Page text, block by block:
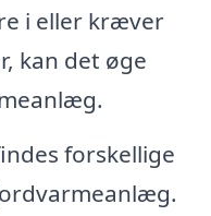
i eller kræver
kan det øge
forskellige